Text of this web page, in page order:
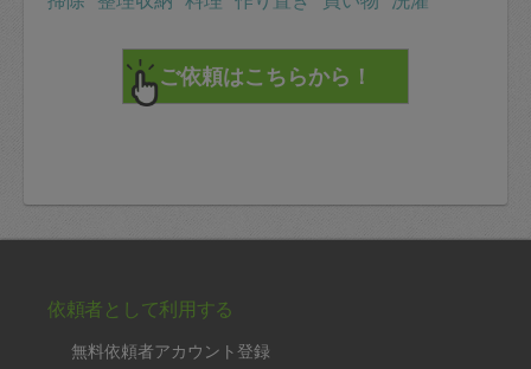
依頼者として利用する
無料依頼者アカウント登録